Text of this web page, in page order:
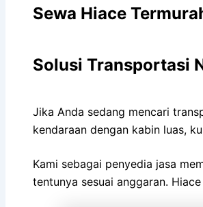
Sewa Hiace
Solusi Transportasi
Jika Anda sedang mencari
kendaraan dengan kabin luas,
Kami sebagai penyedia jasa
tentunya sesuai anggaran.